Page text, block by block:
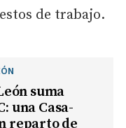
de trabajo.
suma
una Casa-
reparto de